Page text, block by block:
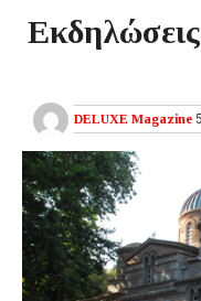
DELUXE Magazine